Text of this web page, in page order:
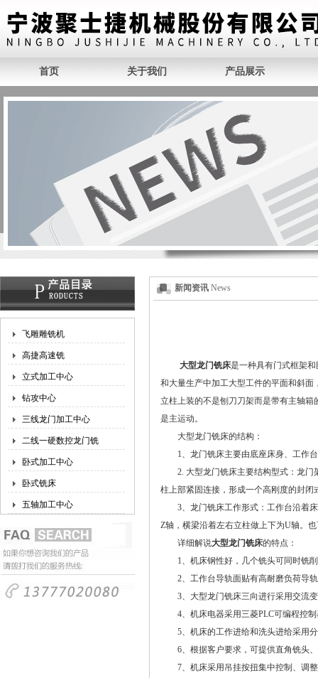
首页 关于我们 产品展示
飞雕雕铣机
高捷高速铣
立式加工中心
钻攻中心
三线龙门加工中心
二线一硬数控龙门铣
卧式加工中心
卧式铣床
五轴加工中心
新闻资讯 News
大型龙门铣床是一种具有门式框架
和大量生产中加工大型工件的平面和斜
立柱上装的不是刨刀刀架而是带有主轴
是主运动。
大型龙门铣床的结构：
1、龙门铣床主要由底座床身、工作台
2. 大型龙门铣床主要结构型式：龙门
柱上部紧固连接，形成一个高刚度的封闭
3、龙门铣床工作形式：工作台沿着床
Z轴，横梁沿着左右立柱做上下为U轴。
详细解说大型龙门铣床的特点：
1、机床钢性好，几个铣头可同时铣
2、工作台导轨面贴有高耐磨负荷导轨
3、大型龙门铣床三向进行采用交流变
4、机床电器采用三菱PLC可编程控制
5、机床的工作进给和洗头进给采用分
6、根据客户要求，可提供直角铣头、
7、机床采用吊挂按扭集中控制、调整